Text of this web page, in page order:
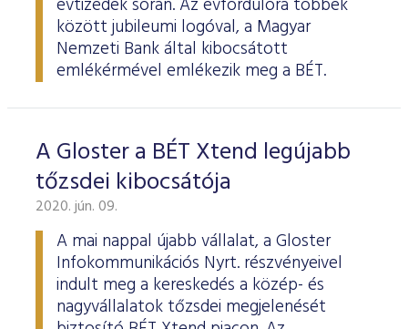
évtizedek során. Az évfordulóra többek
között jubileumi logóval, a Magyar
Nemzeti Bank által kibocsátott
emlékérmével emlékezik meg a BÉT.
A Gloster a BÉT Xtend legújabb
tőzsdei kibocsátója
2020. jún. 09.
A mai nappal újabb vállalat, a Gloster
Infokommunikációs Nyrt. részvényeivel
indult meg a kereskedés a közép- és
nagyvállalatok tőzsdei megjelenését